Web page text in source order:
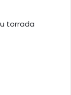
torrada